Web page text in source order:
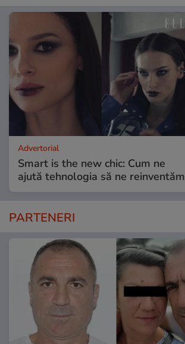
Advertorial
Smart is the new chic: Cum ne
ajută tehnologia să ne reinventăm
PARTENERI